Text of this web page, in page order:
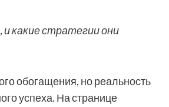
какие стратегии они
обогащения, но реальность
успеха. На странице